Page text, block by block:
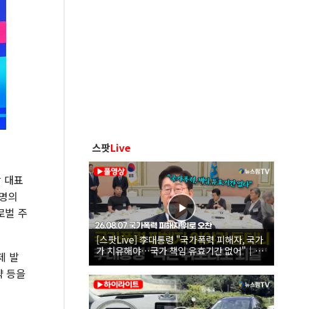
대표
의
벌 주
발
등을
스팟Live
[스팟Live] 李대통령 "국가폭력 피해자, 국가
가 치유해야…국가 책임 유효기간 없어"｜
26.08.07 국가폭력 피해자 위로 오찬